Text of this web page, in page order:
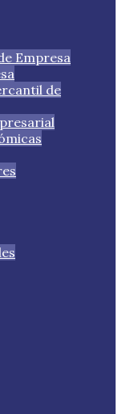
Empresa
de